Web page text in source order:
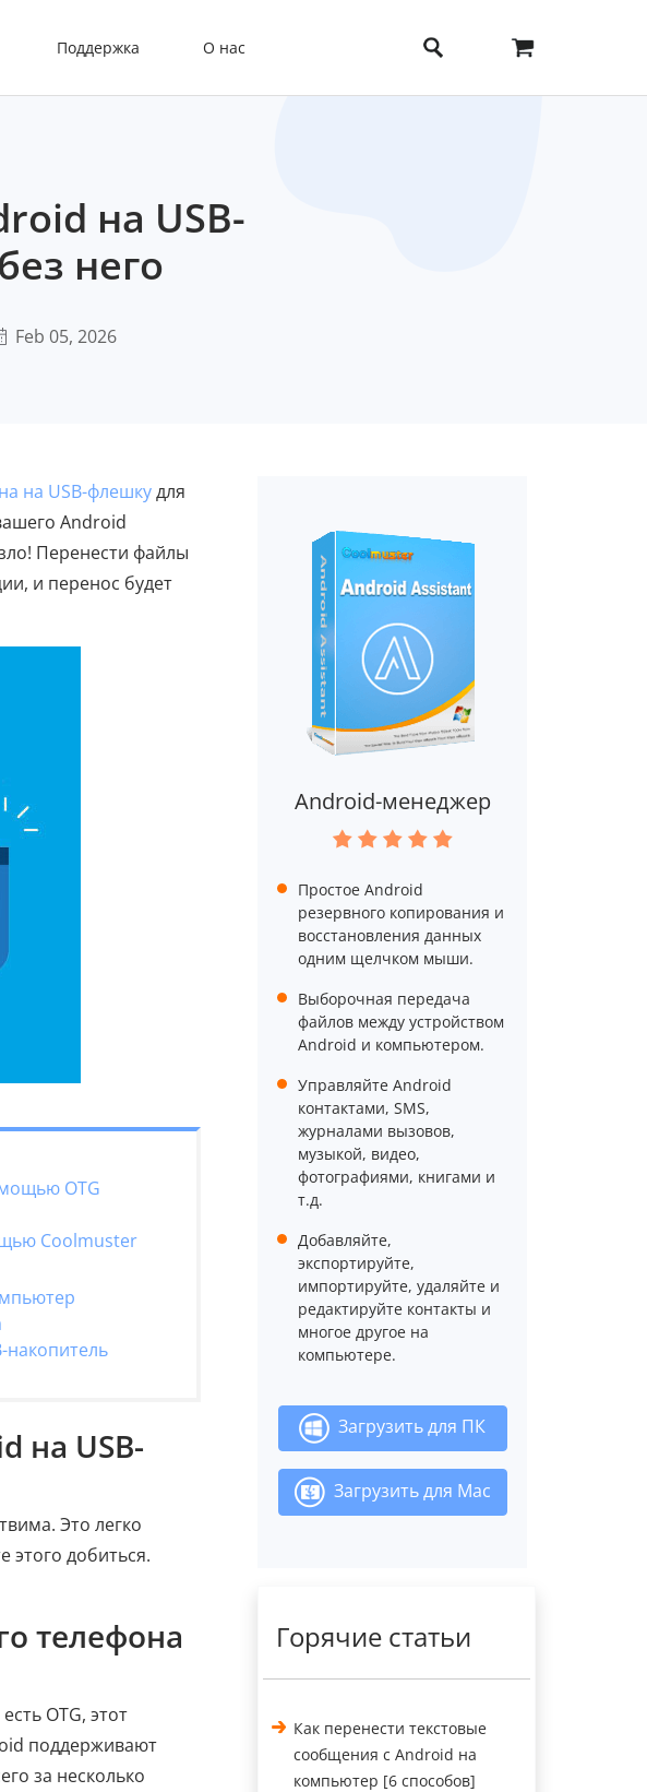
Поддержка О нас
на USB-
него
Feb 05, 2026
на USB-флешкудля
Android
Перенести файлы
и перенос будет
OTG
Coolmuster
накопитель
на USB-
Это легко
этого добиться.
телефона
OTG, этот
поддерживают
за несколько
Android-менеджер
Простое Android
резервного копирования и
восстановления данных
одним щелчком мыши.
Выборочная передача
файлов между устройством
Android и компьютером.
Управляйте Android
контактами, SMS,
журналами вызовов,
музыкой, видео,
фотографиями, книгами и
т.д.
Добавляйте,
экспортируйте,
импортируйте, удаляйте и
редактируйте контакты и
многое другое на
компьютере.
Загрузить для ПК
Загрузить для Mac
Горячие статьи
Как перенести текстовые
сообщения с Android на
компьютер [6 способов]